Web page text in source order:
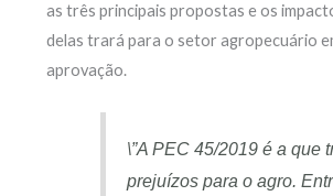
as três principais propostas e os
delas trará para o setor agropecuário
aprovação.
\”A PEC 45/2019 é a que
prejuízos para o agro.